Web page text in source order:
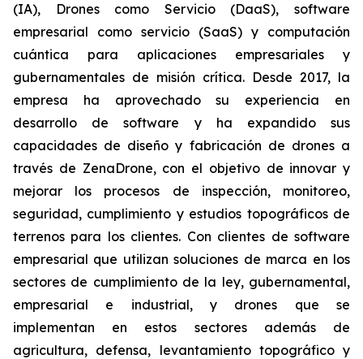
(IA), Drones como Servicio (DaaS), software
empresarial como servicio (SaaS) y computación
cuántica para aplicaciones empresariales y
gubernamentales de misión crítica. Desde 2017, la
empresa ha aprovechado su experiencia en
desarrollo de software y ha expandido sus
capacidades de diseño y fabricación de drones a
través de ZenaDrone, con el objetivo de innovar y
mejorar los procesos de inspección, monitoreo,
seguridad, cumplimiento y estudios topográficos de
terrenos para los clientes. Con clientes de software
empresarial que utilizan soluciones de marca en los
sectores de cumplimiento de la ley, gubernamental,
empresarial e industrial, y drones que se
implementan en estos sectores además de
agricultura, defensa, levantamiento topográfico y